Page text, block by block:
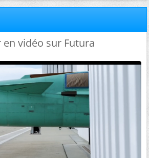
en vidéo sur Futura